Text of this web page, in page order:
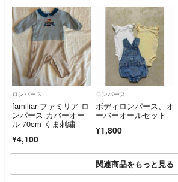
ロンパース
familiar ファミリア ロ
ンパース カバーオー
ル 70cm くま刺繍
¥4,100
ロンパース
ボディロンパース、オ
ーバーオールセット
¥1,800
関連商品をもっと見る